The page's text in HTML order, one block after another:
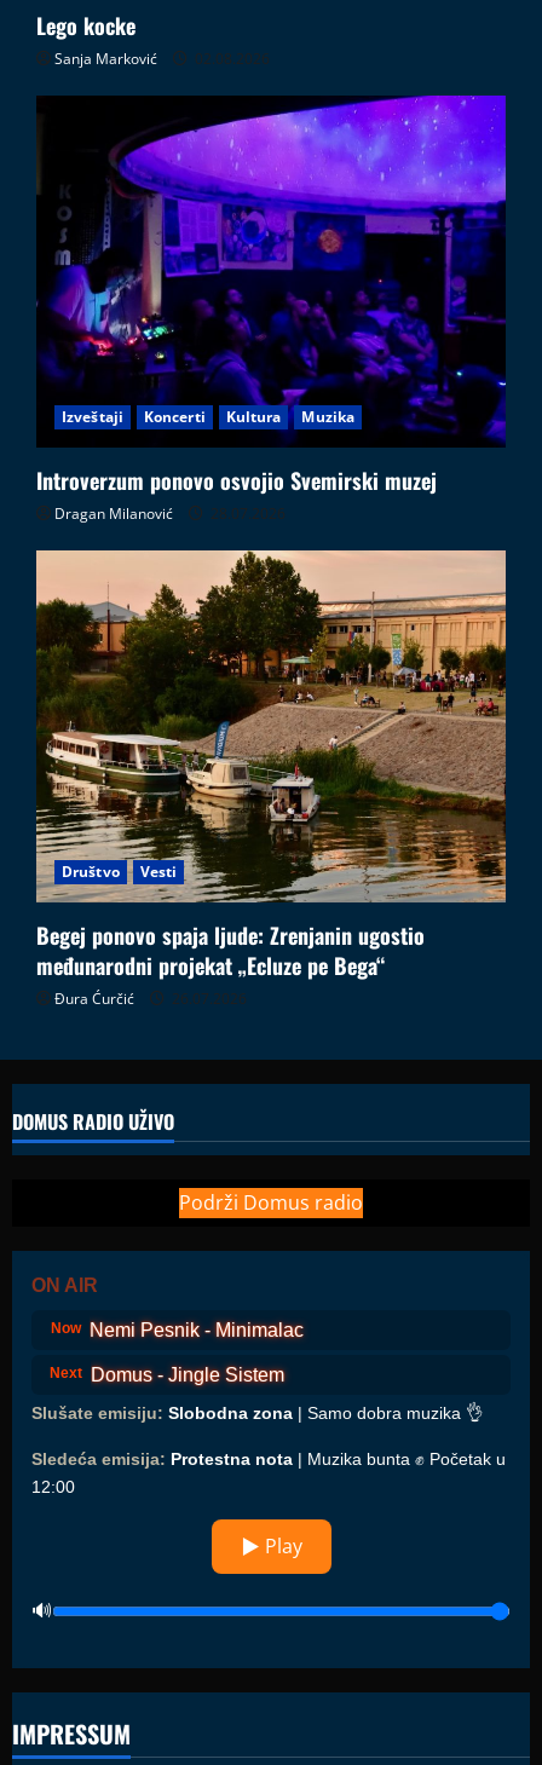
Lego kocke
Sanja Marković 02.08.2026
Izveštaji Koncerti Kultura Muzika
Introverzum ponovo osvojio Svemirski muzej
Dragan Milanović 28.07.2026
Društvo Vesti
Begej ponovo spaja ljude: Zrenjanin ugostio
međunarodni projekat „Ecluze pe Bega“
Đura Ćurčić 26.07.2026
DOMUS RADIO UŽIVO
Podrži Domus radio
ON AIR
Now Nemi Pesnik - Minimalac
Next Domus - Jingle Sistem
Slušate emisiju: Slobodna zona | Samo dobra muzika 👌
Sledeća emisija: Protestna nota | Muzika bunta ✊ Početak u
12:00
▶ Play
IMPRESSUM